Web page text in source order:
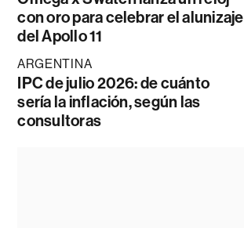
con oro para celebrar el alunizaje
del Apollo 11
ARGENTINA
IPC de julio 2026: de cuánto
sería la inflación, según las
consultoras